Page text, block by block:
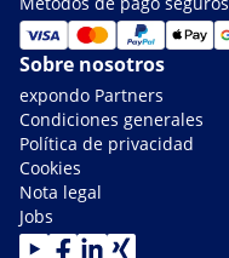
Sobre nosotros
expondo Partners
Condiciones generales
Política de privacidad
Cookies
Nota legal
Jobs